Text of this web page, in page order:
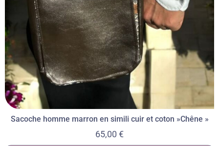
Sacoche homme marron en simili cuir et coton »Chêne »
65,00 €